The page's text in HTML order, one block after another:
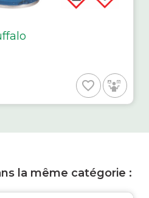
favorite_border
la même catégorie :